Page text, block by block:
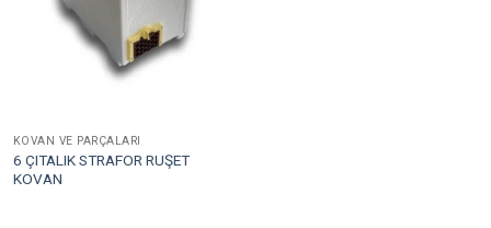
KOVAN VE PARÇALARI
6 ÇITALIK STRAFOR RUŞET
KOVAN